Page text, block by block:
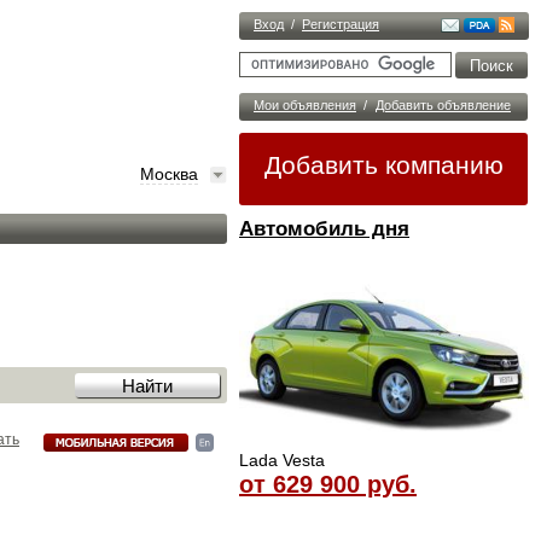
Вход / Регистрация
Мои объявления / Добавить объявление
Добавить компанию
Автомобиль дня
Lada Vesta
от 629 900 руб.
Москва